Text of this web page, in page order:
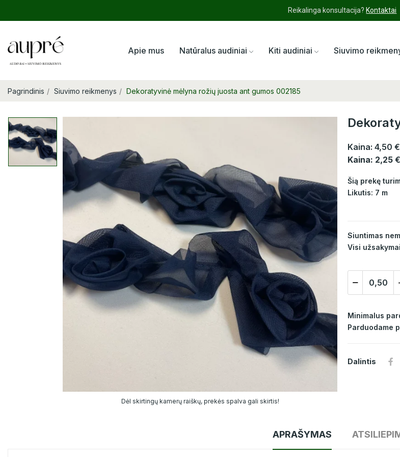
Reikalinga konsultacija? Kontaktai
Apie mus Natūralus audiniai Kiti audiniai Siuvimo
Pagrindinis Siuvimo reikmenys Dekoratyvinė mėlyna rožių juosta ant gumos 002185
Dėl skirtingų kamerų raiškų, prekės spalva gali skirtis!
Kaina: 4,50 €
Kaina: 2,25
Šią prekę
Likutis: 7 m
Siuntimas
Visi
Minimalus
Parduodame
Dalintis
APRAŠYMAS